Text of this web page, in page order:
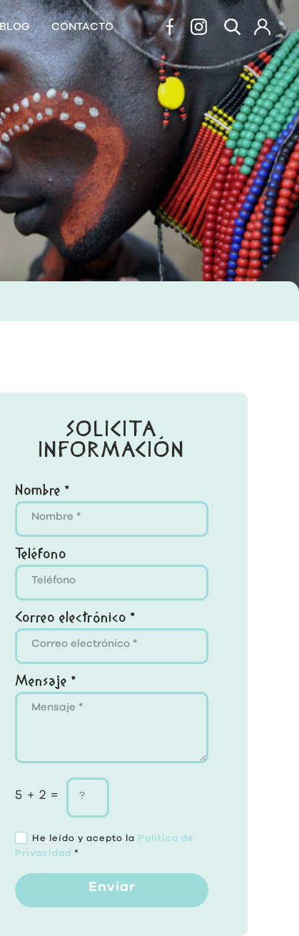
BLOG CONTACTO
SOLICITA
INFORMACIÓN
Nombre *
Teléfono
Correo electrónico *
Mensaje *
5 + 2 =
He leído y acepto la Política de
Privacidad *
Enviar